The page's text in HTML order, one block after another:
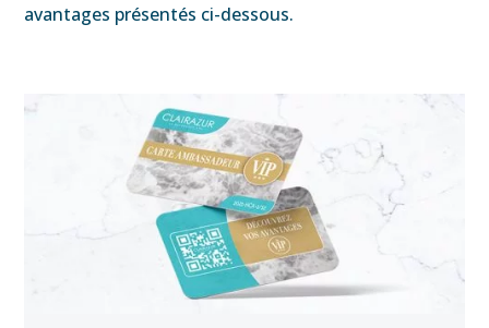
avantages présentés ci-dessous.